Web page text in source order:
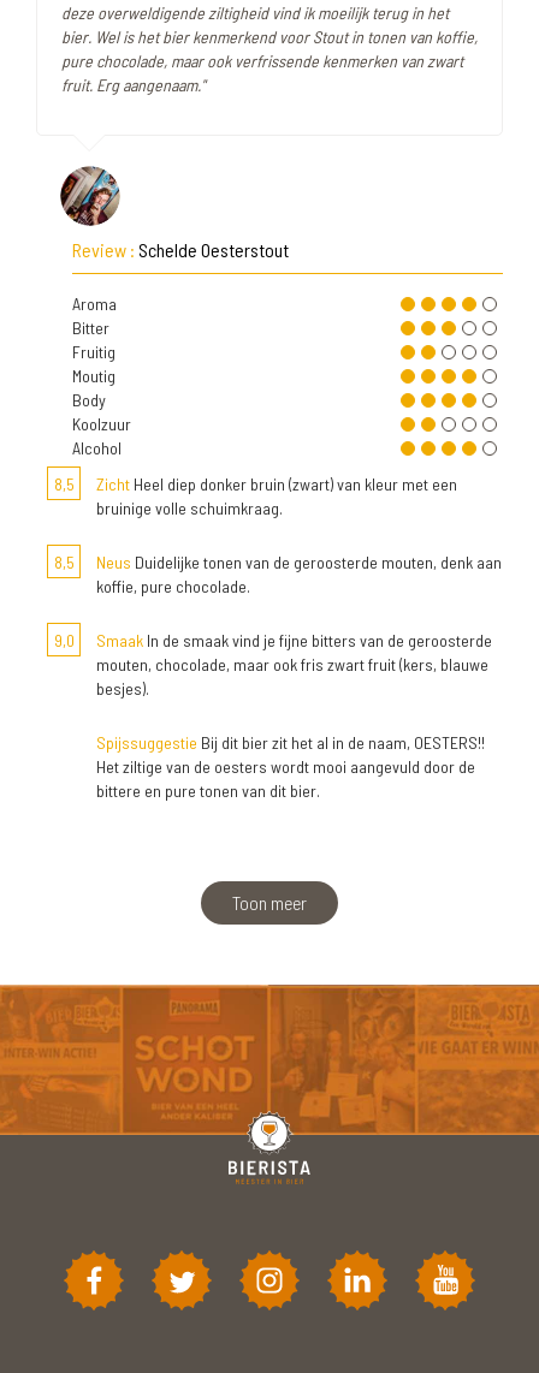
deze overweldigende ziltigheid vind ik moeilijk terug in het
bier. Wel is het bier kenmerkend voor Stout in tonen van koffie,
pure chocolade, maar ook verfrissende kenmerken van zwart
fruit. Erg aangenaam."
Review : Schelde Oesterstout
Aroma
Bitter
Fruitig
Moutig
Body
Koolzuur
Alcohol
8,5
Zicht Heel diep donker bruin (zwart) van kleur met een
bruinige volle schuimkraag.
8,5 Neus Duidelijke tonen van de geroosterde mouten, denk aan
koffie, pure chocolade.
9,0 Smaak In de smaak vind je fijne bitters van de geroosterde
mouten, chocolade, maar ook fris zwart fruit (kers, blauwe
besjes).
Spijssuggestie Bij dit bier zit het al in de naam, OESTERS!!
Het ziltige van de oesters wordt mooi aangevuld door de
bittere en pure tonen van dit bier.
Toon meer